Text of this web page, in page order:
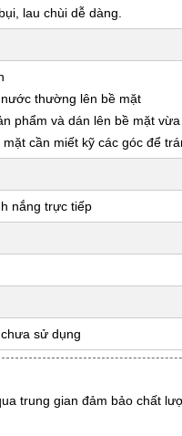
lau chùi dễ dàng.
thường lên bề mặt
phẩm và dán lên bề mặt
cần miết kỹ các góc để
nắng trực tiếp
sử dụng
trung gian đảm bảo chất